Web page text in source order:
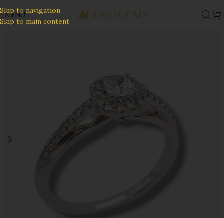
Skip to navigation
Skip to main content
MENU